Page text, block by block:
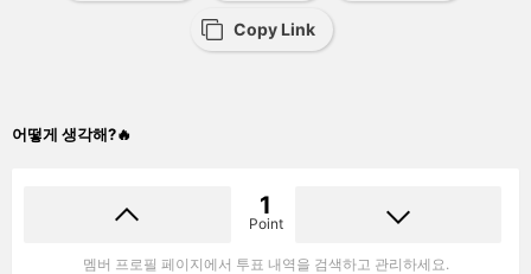
Copy Link
어떻게 생각해?🔥
1
Point
멤버 프로필 페이지에서 투표 내역을 검색하고 관리하세요.